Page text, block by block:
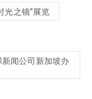
光之镜”展览
闻公司新加坡办